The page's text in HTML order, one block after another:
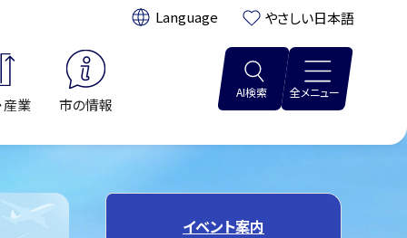
翻訳: やさしい日本語
産業 市の情報
AI検索 全メニュー
イベント案内